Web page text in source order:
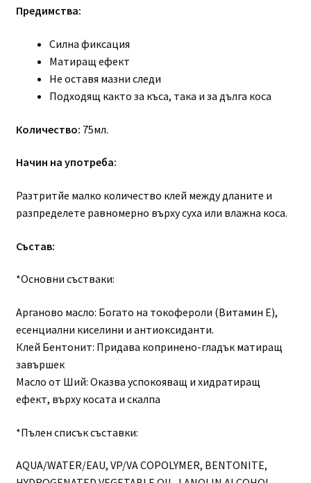
Предимства:
Силна фиксация
Матиращ ефект
Не оставя мазни следи
Подходящ както за къса, така и за дълга коса
Количество: 75мл.
Начин на употреба:
Разтритйе малко количество клей между дланите и
разпределете равномерно върху суха или влажна коса.
Състав:
*Основни състваки:
Арганово масло: Богато на токофероли (Витамин E),
есенциални киселини и антиоксиданти.
Клей Бентонит: Придава копринено-гладък матиращ
завършек
Масло от Ший: Оказва успокояващ и хидратиращ
ефект, върху косата и скалпа
*Пълен списък съставки:
AQUA/WATER/EAU, VP/VA COPOLYMER, BENTONITE,